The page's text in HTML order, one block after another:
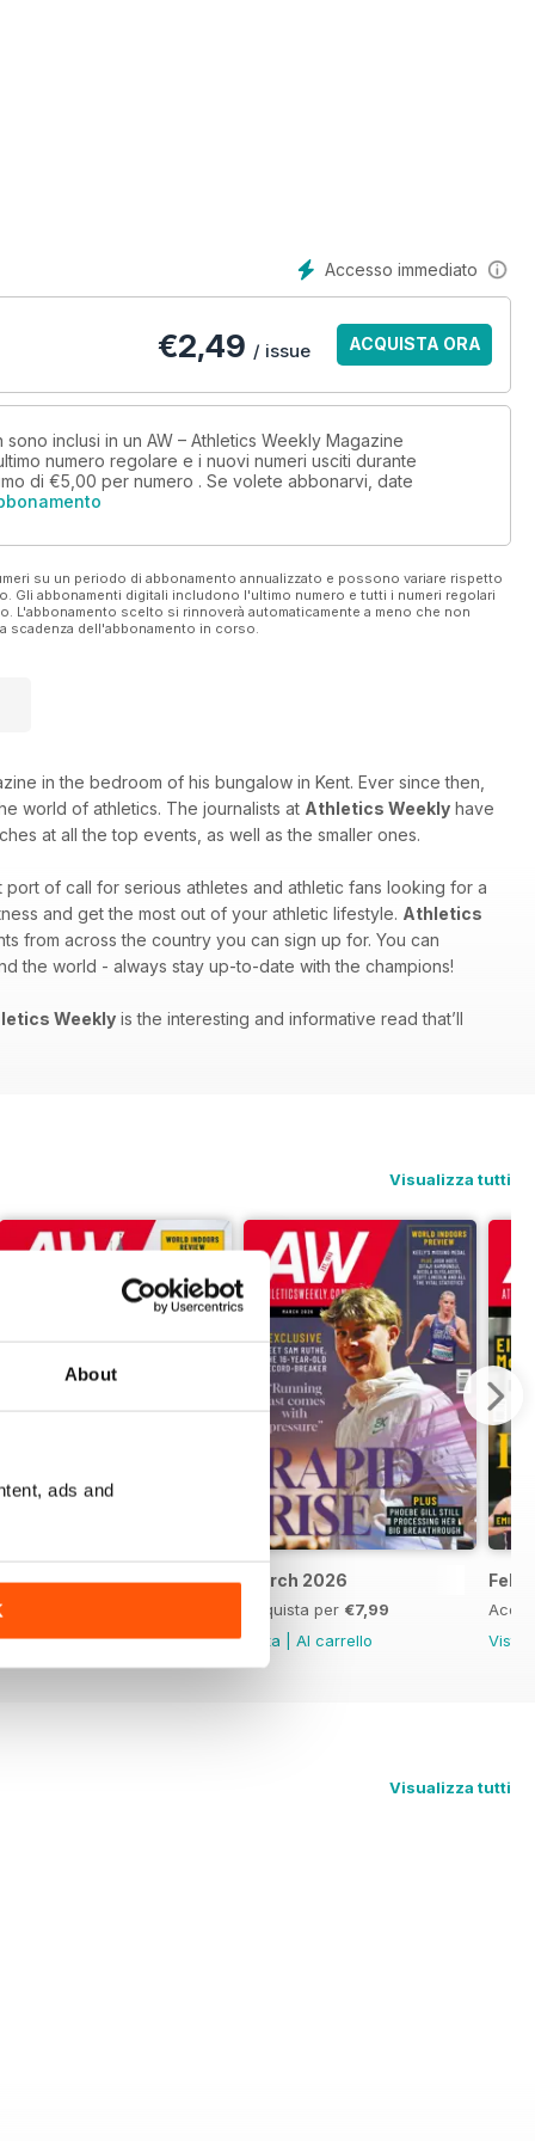
About
ads and
Accesso immediato
€2,49 / issue ACQUISTA ORA
inclusi in un AW – Athletics Weekly Magazine
numero regolare e i nuovi numeri usciti durante
di €5,00 per numero . Se volete abbonarvi, date
su un periodo di abbonamento annualizzato e possono variare rispetto
abbonamenti digitali includono l'ultimo numero e tutti i numeri regolari
L'abbonamento scelto si rinnoverà automaticamente a meno che non
scadenza dell'abbonamento in corso.
in the bedroom of his bungalow in Kent. Ever since then,
world of athletics. The journalists at Athletics Weekly have
at all the top events, as well as the smaller ones.
of call for serious athletes and athletic fans looking for a
and get the most out of your athletic lifestyle. Athletics
from across the country you can sign up for. You can
the world - always stay up-to-date with the champions!
Weekly is the interesting and informative read that’ll
Visualizza tutti
April 2026
Acquista per
Vista|Al carrello
March 2026
Acquista per €7,99
Vista
Al carrello
Vista
Visualizza tutti